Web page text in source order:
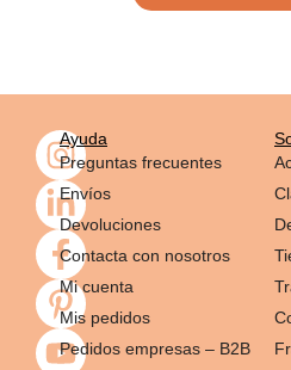
Ayuda
Preguntas frecuentes
Envíos
Devoluciones
Contacta con nosotros
Mi cuenta
Mis pedidos
Pedidos empresas – B2B